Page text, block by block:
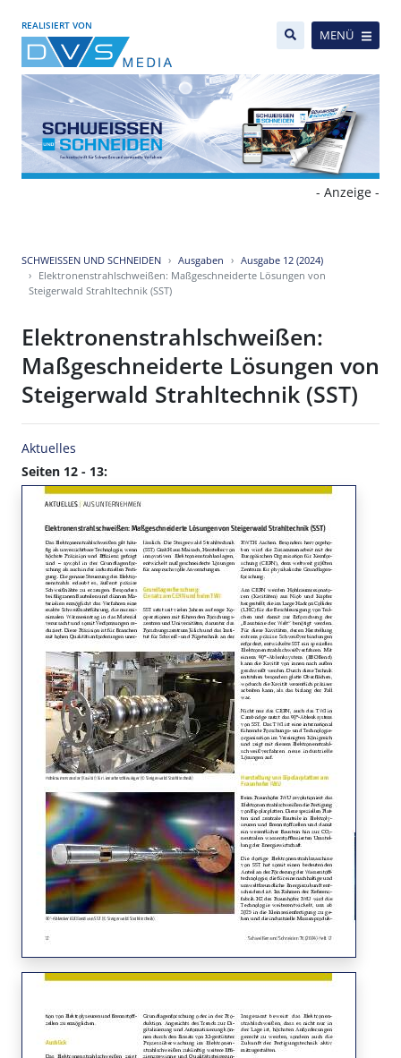
REALISIERT VON
MENÜ
- Anzeige -
SCHWEISSEN UND SCHNEIDEN Ausgaben
Ausgabe 12 (2024)
Elektronenstrahlschweißen: Maßgeschneiderte Lösungen von
Steigerwald Strahltechnik (SST)
Elektronenstrahlschweißen:
Maßgeschneiderte Lösungen von
Steigerwald Strahltechnik (SST)
Aktuelles
Seiten 12 - 13: